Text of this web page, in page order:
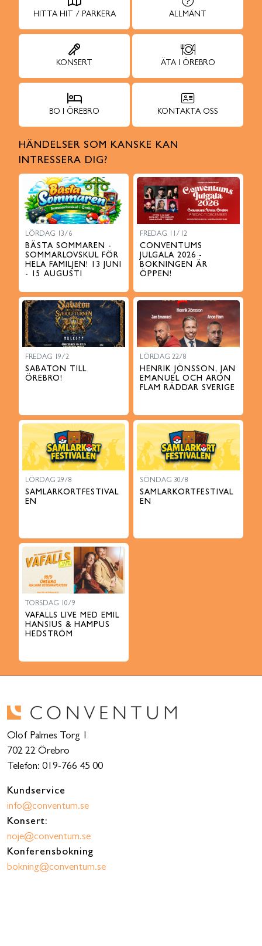
HITTA HIT / PARKERA ALLMÄNT
KONSERT ÄTA I ÖREBRO
BO I ÖREBRO KONTAKTA OSS
HÄNDELSER SOM KANSKE KAN
INTRESSERA DIG?
LÖRDAG 13/6
BÄSTA SOMMAREN -
SOMMARLOVSKUL FÖR
HELA FAMILJEN! 13 JUNI
- 15 AUGUSTI
FREDAG 11/12
CONVENTUMS
JULGALA 2026 -
BOKNINGEN ÄR
ÖPPEN!
FREDAG 19/2
SABATON TILL
ÖREBRO!
LÖRDAG 22/8
HENRIK JÖNSSON, JAN
EMANUEL OCH ARON
FLAM RÄDDAR SVERIGE
LÖRDAG 29/8
SAMLARKORTFESTIVAL
EN
SÖNDAG 30/8
SAMLARKORTFESTIVAL
EN
TORSDAG 10/9
VAFALLS LIVE MED EMIL
HANSIUS & HAMPUS
HEDSTRÖM
Olof Palmes Torg 1
702 22 Örebro
Telefon: 019-766 45 00
Kundservice
info@conventum.se
Konsert:
noje@conventum.se
Konferensbokning
bokning@conventum.se